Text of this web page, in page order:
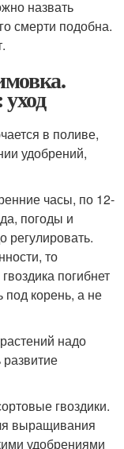
назвать
смерти подобна.
в поливе,
удобрений,
часы, по 12-
погоды и
регулировать.
то
погибнет
под корень, а не
надо
гвоздики.
выращивания
удобрениями